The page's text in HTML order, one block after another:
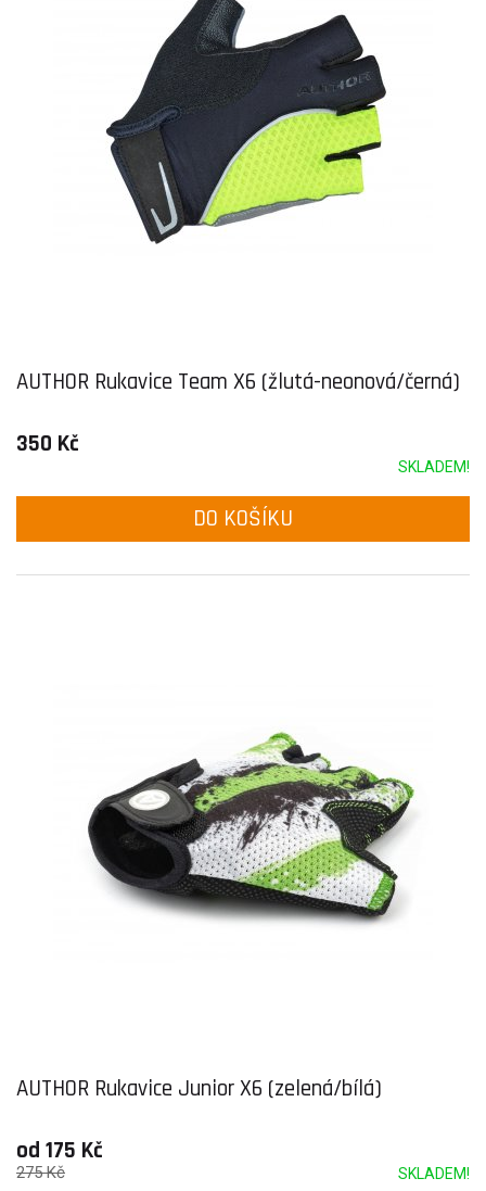
AUTHOR Rukavice Team X6 (žlutá-neonová/černá)
350 Kč
SKLADEM!
DO KOŠÍKU
AUTHOR Rukavice Junior X6 (zelená/bílá)
od 175 Kč
SKLADEM!
275 Kč